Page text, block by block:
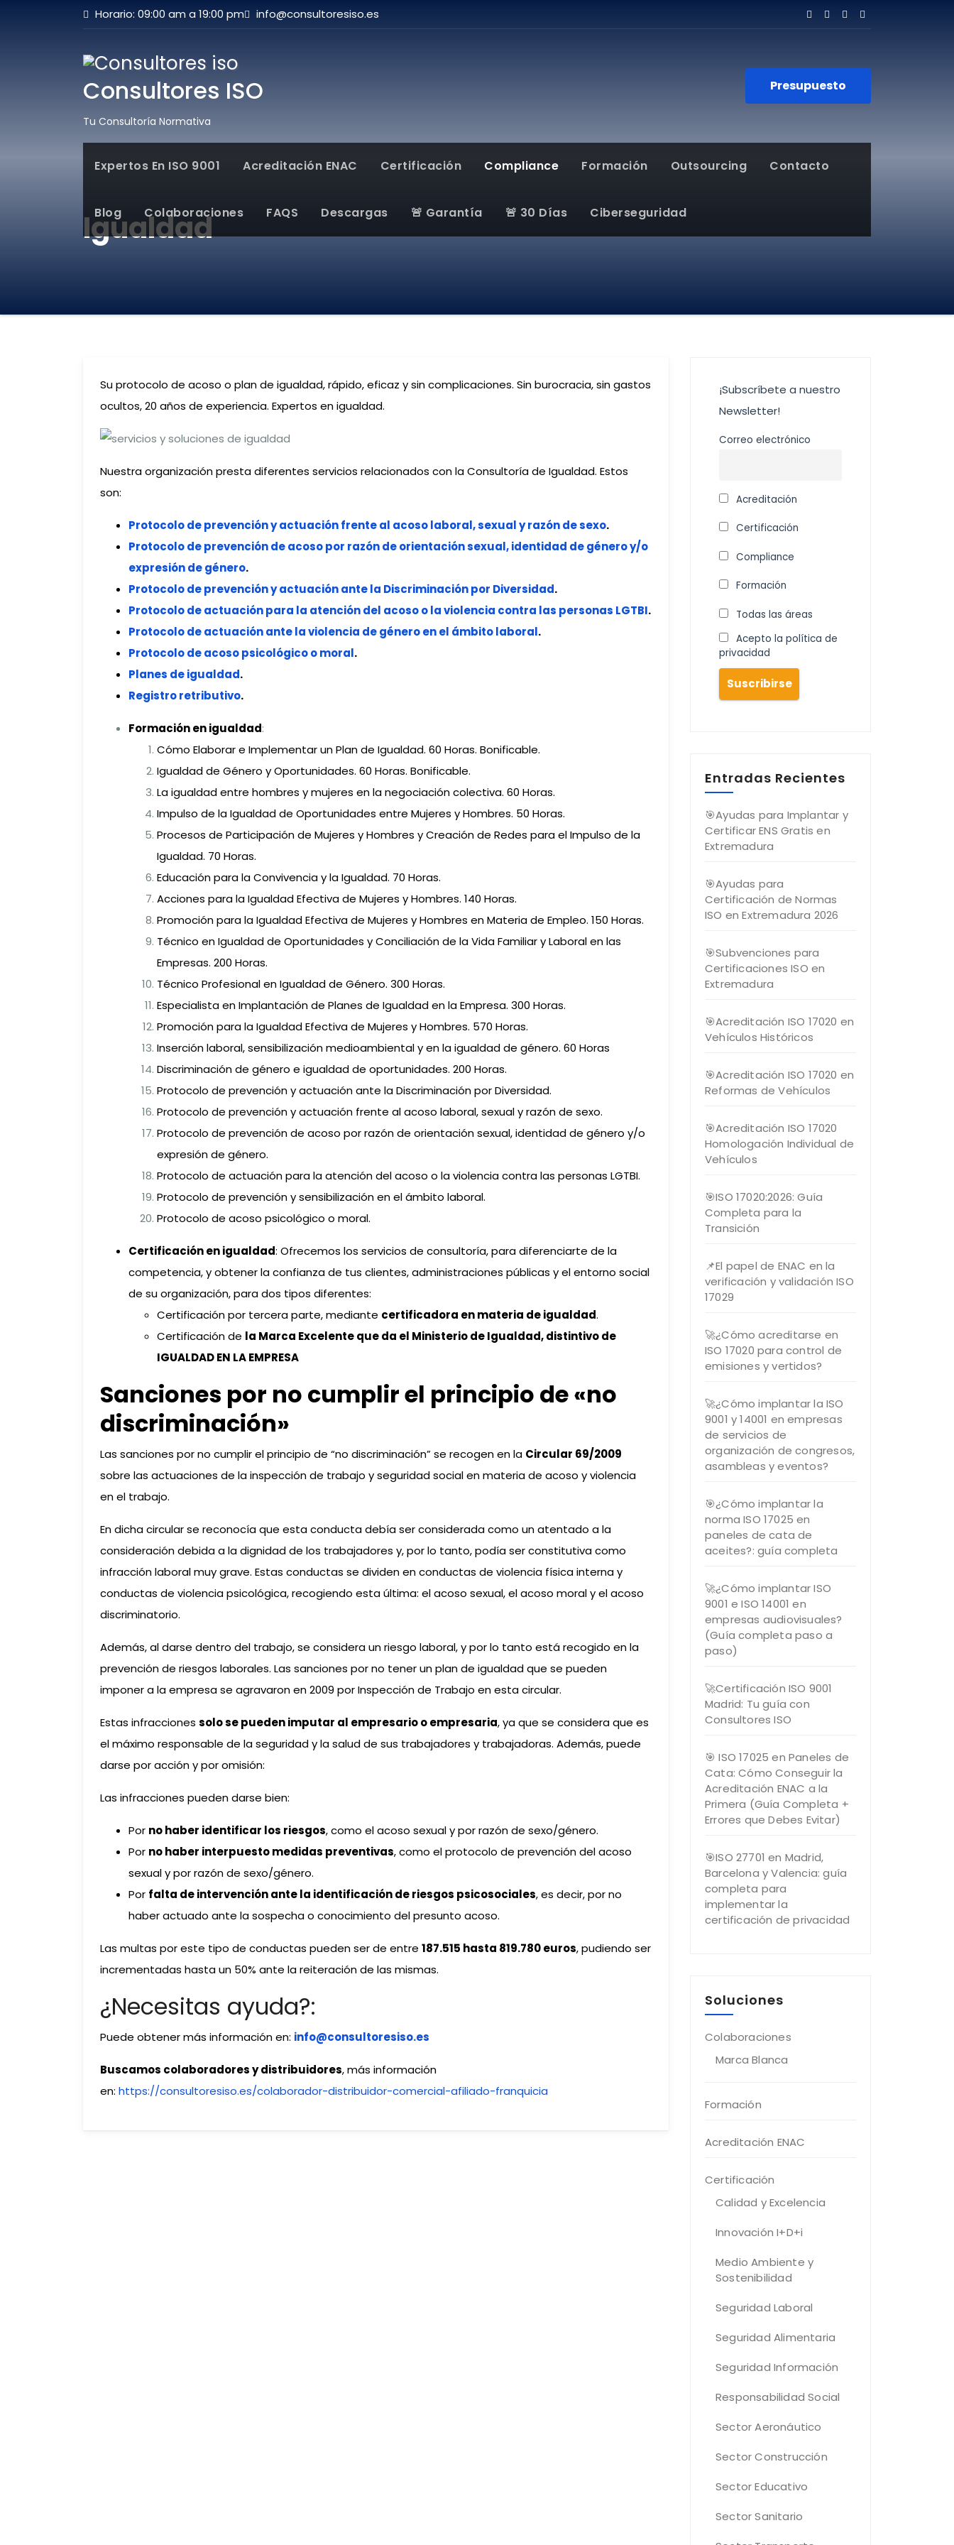
Horario: 09:00 am a 19:00 pm info@consultoresiso.es
Consultores ISO
Tu Consultoría Normativa
Presupuesto
Expertos En ISO 9001 Acreditación ENAC Certificación Compliance Formación Outsourcing Contacto
Blog Colaboraciones FAQS Descargas 🚨 Garantía 🚨 30 Días Ciberseguridad
Igualdad
Su protocolo de acoso o plan de igualdad, rápido, eficaz y sin complicaciones. Sin burocracia, sin gastos
ocultos, 20 años de experiencia. Expertos en igualdad.
Nuestra organización presta diferentes servicios relacionados con la Consultoría de Igualdad. Estos
son:
Protocolo de prevención y actuación frente al acoso laboral, sexual y razón de sexo.
Protocolo de prevención de acoso por razón de orientación sexual, identidad de género y/o
expresión de género.
Protocolo de prevención y actuación ante la Discriminación por Diversidad.
Protocolo de actuación para la atención del acoso o la violencia contra las personas LGTBI.
Protocolo de actuación ante la violencia de género en el ámbito laboral.
Protocolo de acoso psicológico o moral.
Planes de igualdad.
Registro retributivo.
Formación en igualdad:
Cómo Elaborar e Implementar un Plan de Igualdad. 60 Horas. Bonificable.
Igualdad de Género y Oportunidades. 60 Horas. Bonificable.
La igualdad entre hombres y mujeres en la negociación colectiva. 60 Horas.
Impulso de la Igualdad de Oportunidades entre Mujeres y Hombres. 50 Horas.
Procesos de Participación de Mujeres y Hombres y Creación de Redes para el Impulso de la
Igualdad. 70 Horas.
Educación para la Convivencia y la Igualdad. 70 Horas.
Acciones para la Igualdad Efectiva de Mujeres y Hombres. 140 Horas.
Promoción para la Igualdad Efectiva de Mujeres y Hombres en Materia de Empleo. 150 Horas.
Técnico en Igualdad de Oportunidades y Conciliación de la Vida Familiar y Laboral en las
Empresas. 200 Horas.
Técnico Profesional en Igualdad de Género. 300 Horas.
Especialista en Implantación de Planes de Igualdad en la Empresa. 300 Horas.
Promoción para la Igualdad Efectiva de Mujeres y Hombres. 570 Horas.
Inserción laboral, sensibilización medioambiental y en la igualdad de género. 60 Horas
Discriminación de género e igualdad de oportunidades. 200 Horas.
Protocolo de prevención y actuación ante la Discriminación por Diversidad.
Protocolo de prevención y actuación frente al acoso laboral, sexual y razón de sexo.
Protocolo de prevención de acoso por razón de orientación sexual, identidad de género y/o
expresión de género.
Protocolo de actuación para la atención del acoso o la violencia contra las personas LGTBI.
Protocolo de prevención y sensibilización en el ámbito laboral.
Protocolo de acoso psicológico o moral.
Certificación en igualdad: Ofrecemos los servicios de consultoría, para diferenciarte de la
competencia, y obtener la confianza de tus clientes, administraciones públicas y el entorno social
de su organización, para dos tipos diferentes:
Certificación por tercera parte, mediante certificadora en materia de igualdad.
Certificación de la Marca Excelente que da el Ministerio de Igualdad, distintivo de
IGUALDAD EN LA EMPRESA
Sanciones por no cumplir el principio de «no
discriminación»
Las sanciones por no cumplir el principio de “no discriminación” se recogen en la Circular 69/2009
sobre las actuaciones de la inspección de trabajo y seguridad social en materia de acoso y violencia
en el trabajo.
En dicha circular se reconocía que esta conducta debía ser considerada como un atentado a la
consideración debida a la dignidad de los trabajadores y, por lo tanto, podía ser constitutiva como
infracción laboral muy grave. Estas conductas se dividen en conductas de violencia física interna y
conductas de violencia psicológica, recogiendo esta última: el acoso sexual, el acoso moral y el acoso
discriminatorio.
Además, al darse dentro del trabajo, se considera un riesgo laboral, y por lo tanto está recogido en la
prevención de riesgos laborales. Las sanciones por no tener un plan de igualdad que se pueden
imponer a la empresa se agravaron en 2009 por Inspección de Trabajo en esta circular.
Estas infracciones solo se pueden imputar al empresario o empresaria, ya que se considera que es
el máximo responsable de la seguridad y la salud de sus trabajadores y trabajadoras. Además, puede
darse por acción y por omisión:
Las infracciones pueden darse bien:
Por no haber identificar los riesgos, como el acoso sexual y por razón de sexo/género.
Por no haber interpuesto medidas preventivas, como el protocolo de prevención del acoso
sexual y por razón de sexo/género.
Por falta de intervención ante la identificación de riesgos psicosociales, es decir, por no
haber actuado ante la sospecha o conocimiento del presunto acoso.
Las multas por este tipo de conductas pueden ser de entre 187.515 hasta 819.780 euros, pudiendo ser
incrementadas hasta un 50% ante la reiteración de las mismas.
¿Necesitas ayuda?:
Puede obtener más información en: info@consultoresiso.es
Buscamos colaboradores y distribuidores, más información
en: https://consultoresiso.es/colaborador-distribuidor-comercial-afiliado-franquicia
¡Subscríbete a nuestro
Newsletter!
Correo electrónico
Acreditación
Certificación
Compliance
Formación
Todas las áreas
Acepto la política de
privacidad
Entradas Recientes
🎯Ayudas para Implantar y
Certificar ENS Gratis en
Extremadura
🎯Ayudas para
Certificación de Normas
ISO en Extremadura 2026
🎯Subvenciones para
Certificaciones ISO en
Extremadura
🎯Acreditación ISO 17020 en
Vehículos Históricos
🎯Acreditación ISO 17020 en
Reformas de Vehículos
🎯Acreditación ISO 17020
Homologación Individual de
Vehículos
🎯ISO 17020:2026: Guía
Completa para la
Transición
📌El papel de ENAC en la
verificación y validación ISO
17029
🚀¿Cómo acreditarse en
ISO 17020 para control de
emisiones y vertidos?
🚀¿Cómo implantar la ISO
9001 y 14001 en empresas
de servicios de
organización de congresos,
asambleas y eventos?
🎯¿Cómo implantar la
norma ISO 17025 en
paneles de cata de
aceites?: guía completa
🚀¿Cómo implantar ISO
9001 e ISO 14001 en
empresas audiovisuales?
(Guía completa paso a
paso)
🚀Certificación ISO 9001
Madrid: Tu guía con
Consultores ISO
🎯 ISO 17025 en Paneles de
Cata: Cómo Conseguir la
Acreditación ENAC a la
Primera (Guía Completa +
Errores que Debes Evitar)
🎯ISO 27701 en Madrid,
Barcelona y Valencia: guía
completa para
implementar la
certificación de privacidad
Soluciones
Colaboraciones
Marca Blanca
Formación
Acreditación ENAC
Certificación
Calidad y Excelencia
Innovación I+D+i
Medio Ambiente y
Sostenibilidad
Seguridad Laboral
Seguridad Alimentaria
Seguridad Información
Responsabilidad Social
Sector Aeronáutico
Sector Construcción
Sector Educativo
Sector Sanitario